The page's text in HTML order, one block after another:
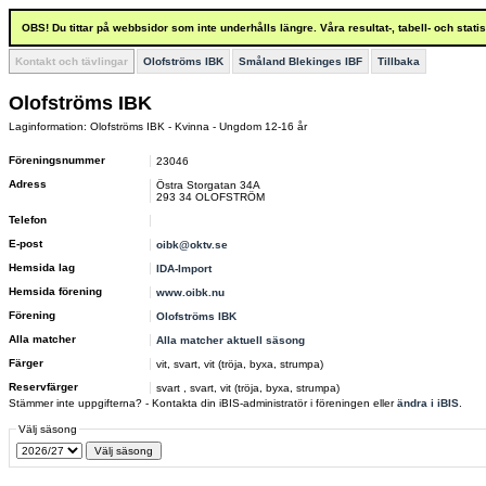
OBS! Du tittar på webbsidor som inte underhålls längre. Våra resultat-, tabell- och
Kontakt och tävlingar Olofströms IBK Småland Blekinges IBF Tillbaka
Olofströms IBK
Laginformation: Olofströms IBK - Kvinna - Ungdom 12-16 år
Föreningsnummer
23046
Adress
Östra Storgatan 34A
293 34 OLOFSTRÖM
Telefon
E-post
oibk@oktv.se
Hemsida lag
IDA-Import
Hemsida förening
www.oibk.nu
Förening
Olofströms IBK
Alla matcher
Alla matcher aktuell säsong
Färger
vit, svart, vit (tröja, byxa, strumpa)
Reservfärger
svart , svart, vit (tröja, byxa, strumpa)
Stämmer inte uppgifterna? - Kontakta din iBIS-administratör i föreningen ellerändra i iBIS
Välj säsong